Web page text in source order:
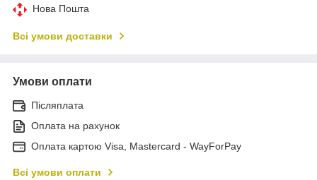
Нова Пошта
Всі умови доставки
Умови оплати
Післяплата
Оплата на рахунок
Оплата картою Visa, Mastercard - WayForPay
Всі умови оплати